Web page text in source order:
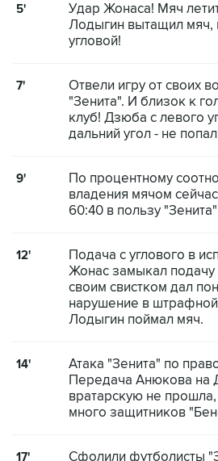
5'
Удар Жонаса! Мяч
Лодыгин вытащил мяч,
угловой!
7'
Отвели игру от своих
"Зенита". И близок к
клуб! Дзюба с левого
дальний угол - не
9'
По процентному
владения мячом
60:40 в пользу "Зенита"
12'
Подача с углового в
Жонас замыкал подачу
своим свистком дал
нарушение в
Лодыгин поймал мяч.
14'
Атака "Зенита" по
Передача Анюкова на
вратарскую не
много защитников
17' Сфолили футболисты